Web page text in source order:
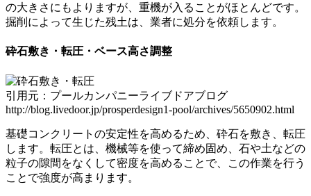
の大きさにもよりますが、 重機が入ることがほとんどです。
掘削によって生じた残土は、業者に処分を依頼します。
砕石敷き・転圧・ベース高さ調整
引用元：プールカンパニーライブドアブログ
http://blog.livedoor.jp/prosperdesign1-pool/archives/5650902.html
基礎コンクリートの安定性を高めるため、砕石を敷き、転圧
します。転圧とは、機械等を使って締め固め、石や土などの
粒子の隙間をなくして密度を高めることで、
この作業を行う
ことで強度が高まります。